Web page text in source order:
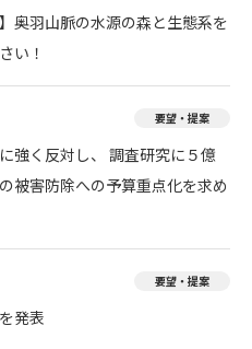
奥羽山脈の水源の森と生態系を
い！
要望・提案
強く反対し、 調査研究に５億
被害防除への予算重点化を求め
要望・提案
発表